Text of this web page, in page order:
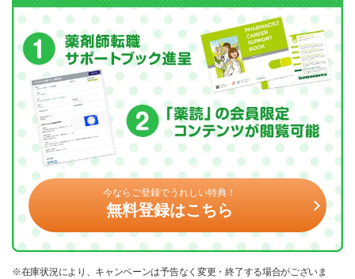
今ならご登録でうれしい特典！
無料登録はこちら
※在庫状況により、キャンペーンは予告なく変更・終了する場合がございま